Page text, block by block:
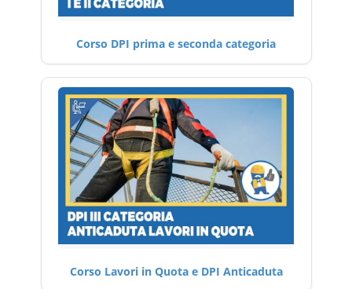
Corso DPI prima e seconda categoria
Corso Lavori in Quota e DPI Anticaduta